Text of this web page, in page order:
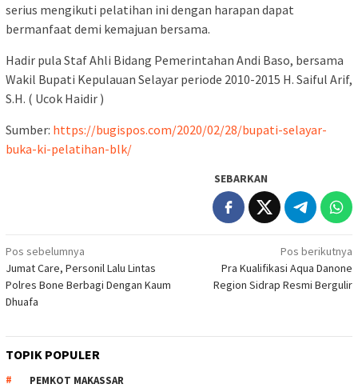
serius mengikuti pelatihan ini dengan harapan dapat
bermanfaat demi kemajuan bersama.
Hadir pula Staf Ahli Bidang Pemerintahan Andi Baso, bersama
Wakil Bupati Kepulauan Selayar periode 2010-2015 H. Saiful Arif,
S.H. ( Ucok Haidir )
Sumber: https://bugispos.com/2020/02/28/bupati-selayar-
buka-ki-pelatihan-blk/
SEBARKAN
Navigasi
pos
Pos sebelumnya
Jumat Care, Personil Lalu Lintas
Polres Bone Berbagi Dengan Kaum
Dhuafa
Pos berikutnya
Pra Kualifikasi Aqua Danone
Region Sidrap Resmi Bergulir
TOPIK POPULER
PEMKOT MAKASSAR